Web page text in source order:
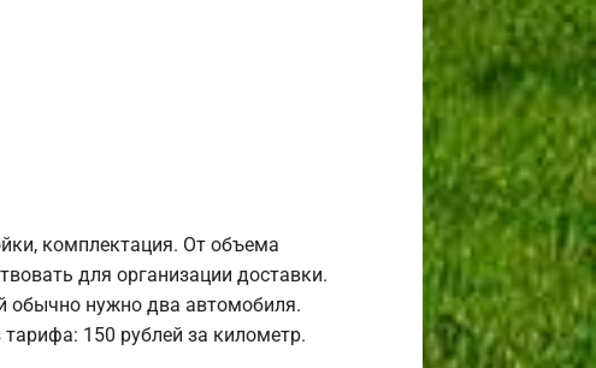
комплектация. От объема
для организации доставки.
обычно нужно два автомобиля.
150 рублей за километр.